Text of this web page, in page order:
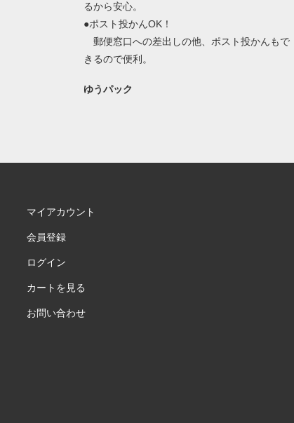
るから安心。
●ポスト投かんOK！
郵便窓口への差出しの他、ポスト投かんもで
きるので便利。
ゆうパック
マイアカウント
会員登録
ログイン
カートを見る
お問い合わせ